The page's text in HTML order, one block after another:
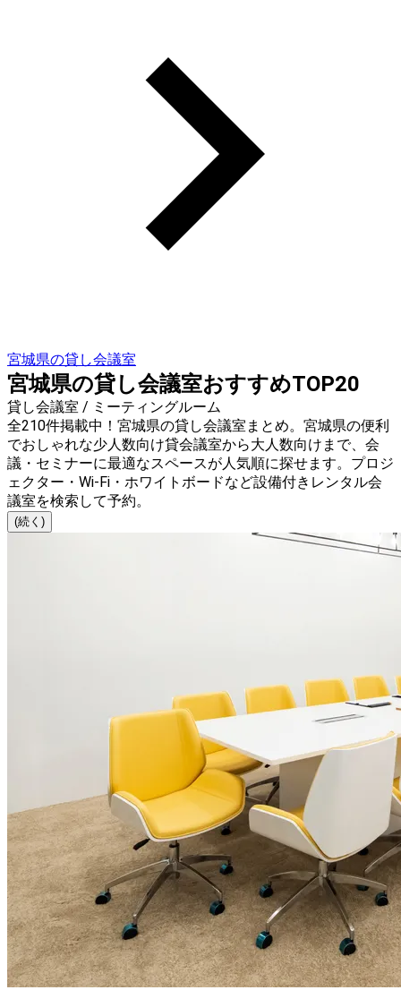
宮城県の貸し会議室
宮城県の貸し会議室おすすめTOP20
貸し会議室 / ミーティングルーム
全210件掲載中！宮城県の貸し会議室まとめ。宮城県の便利
でおしゃれな少人数向け貸会議室から大人数向けまで、会
議・セミナーに最適なスペースが人気順に探せます。プロジ
ェクター・Wi-Fi・ホワイトボードなど設備付きレンタル会
議室を検索して予約。
(続く)